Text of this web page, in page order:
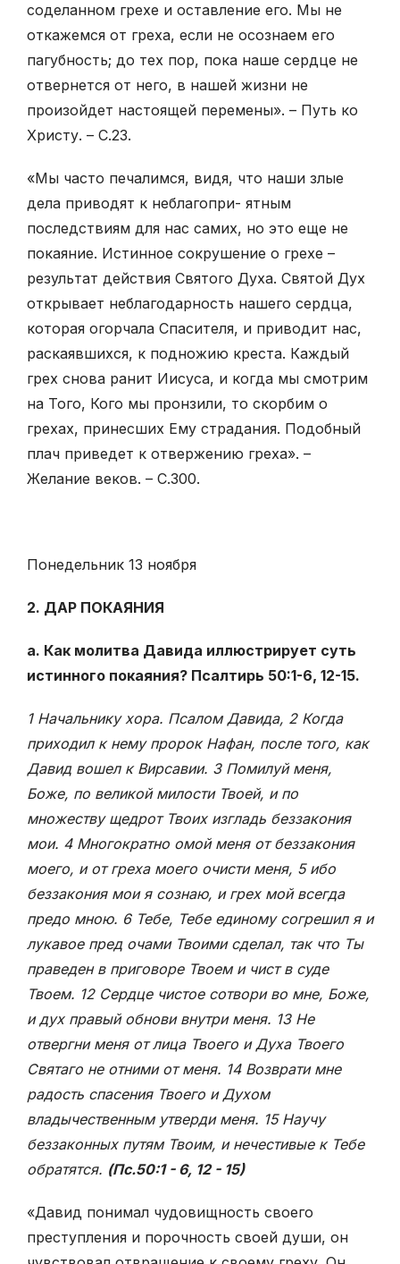
соделанном грехе и оставление его. Мы не
откажемся от греха, если не осознаем его
пагубность; до тех пор, пока наше сердце не
отвернется от него, в нашей жизни не
произойдет настоящей перемены». – Путь ко
Христу. – С.23.
«Мы часто печалимся, видя, что наши злые
дела приводят к неблагопри- ятным
последствиям для нас самих, но это еще не
покаяние. Истинное сокрушение о грехе –
результат действия Святого Духа. Святой Дух
открывает неблагодарность нашего сердца,
которая огорчала Спасителя, и приводит нас,
раскаявшихся, к подножию креста. Каждый
грех снова ранит Иисуса, и когда мы смотрим
на Того, Кого мы пронзили, то скорбим о
грехах, принесших Ему страдания. Подобный
плач приведет к отвержению греха». –
Желание веков. – С.300.
Понедельник 13 ноября
2. ДАР ПОКАЯНИЯ
а. Как молитва Давида иллюстрирует суть
истинного покаяния? Псалтирь 50:1-6, 12-15.
1 Начальнику хора. Псалом Давида, 2 Когда
приходил к нему пророк Нафан, после того, как
Давид вошел к Вирсавии. 3 Помилуй меня,
Боже, по великой милости Твоей, и по
множеству щедрот Твоих изгладь беззакония
мои. 4 Многократно омой меня от беззакония
моего, и от греха моего очисти меня, 5 ибо
беззакония мои я сознаю, и грех мой всегда
предо мною. 6 Тебе, Тебе единому согрешил я и
лукавое пред очами Твоими сделал, так что Ты
праведен в приговоре Твоем и чист в суде
Твоем. 12 Сердце чистое сотвори во мне, Боже,
и дух правый обнови внутри меня. 13 Не
отвергни меня от лица Твоего и Духа Твоего
Святаго не отними от меня. 14 Возврати мне
радость спасения Твоего и Духом
владычественным утверди меня. 15 Научу
беззаконных путям Твоим, и нечестивые к Тебе
обратятся. (Пс.50:1 - 6, 12 - 15)
«Давид понимал чудовищность своего
преступления и порочность своей души, он